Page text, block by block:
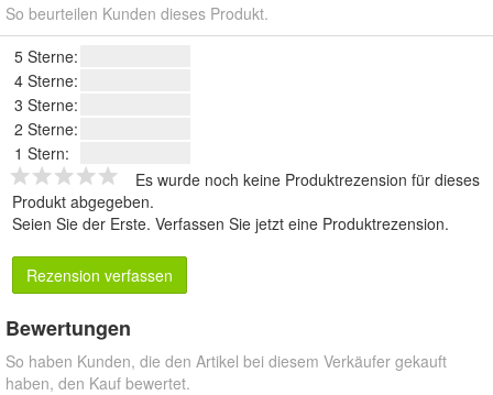
So beurteilen Kunden dieses Produkt.
5 Sterne:
4 Sterne:
3 Sterne:
2 Sterne:
1 Stern:
Es wurde noch keine Produktrezension für dieses
Produkt abgegeben.
Seien Sie der Erste. Verfassen Sie jetzt eine Produktrezension.
Rezension verfassen
Bewertungen
So haben Kunden, die den Artikel bei diesem Verkäufer gekauft
haben, den Kauf bewertet.